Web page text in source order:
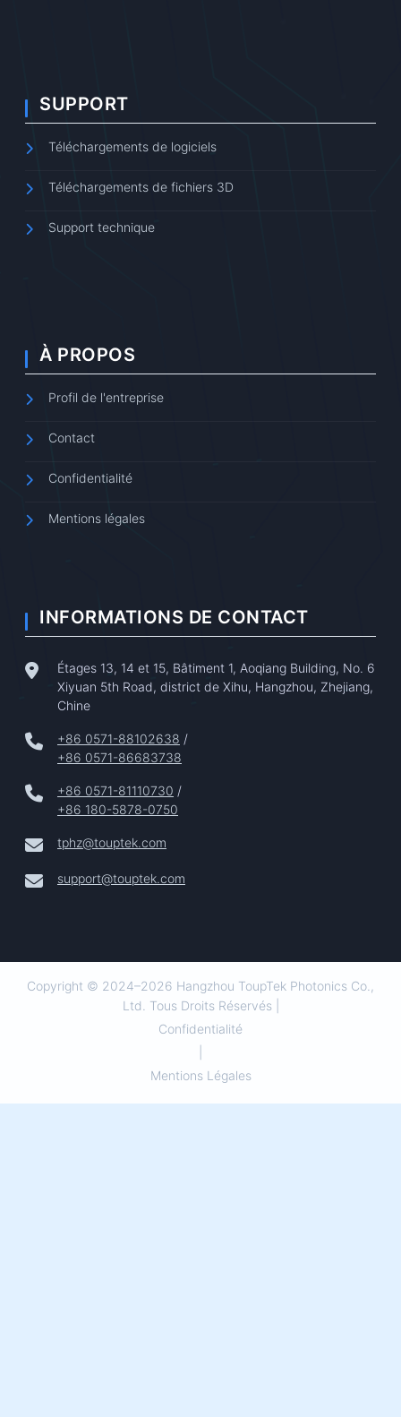
SUPPORT
Téléchargements de logiciels
Téléchargements de fichiers 3D
Support technique
À PROPOS
Profil de l'entreprise
Contact
Confidentialité
Mentions légales
INFORMATIONS DE CONTACT
Étages 13, 14 et 15, Bâtiment 1, Aoqiang Building, No. 6
Xiyuan 5th Road, district de Xihu, Hangzhou, Zhejiang,
Chine
+86 0571-88102638 /
+86 0571-86683738
+86 0571-81110730 /
+86 180-5878-0750
tphz@touptek.com
support@touptek.com
Copyright © 2024–2026 Hangzhou ToupTek Photonics Co.,
Ltd. Tous Droits Réservés |
Confidentialité
Mentions Légales